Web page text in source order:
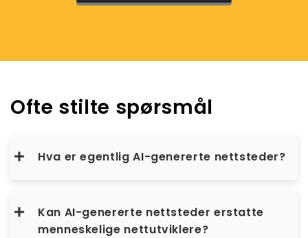
Ofte stilte spørsmål
Hva er egentlig AI-genererte nettsteder?
Kan AI-genererte nettsteder erstatte
menneskelige nettutviklere?